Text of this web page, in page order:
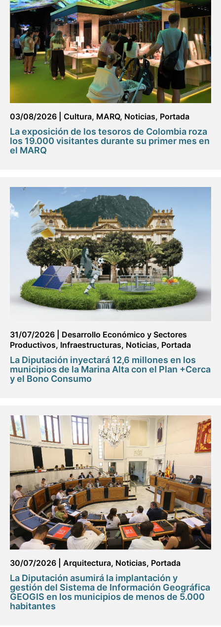
03/08/2026 Cultura, MARQ, Noticias, Portada
La exposición de los tesoros de Colombia roza
los 19.000 visitantes durante su primer mes en
el MARQ
31/07/2026
Desarrollo Económico y Sectores
Productivos, Infraestructuras, Noticias, Portada
La Diputación inyectará 12,6 millones en los
municipios de la Marina Alta con el Plan +Cerca
y el Bono Consumo
30/07/2026 Arquitectura, Noticias, Portada
La Diputación asumirá la implantación y
gestión del Sistema de Información Geográfica
GEOGIS en los municipios de menos de 5.000
habitantes